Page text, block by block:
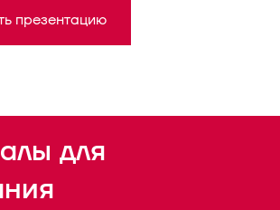
презентацию
для